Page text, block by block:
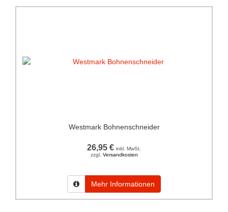
Westmark Bohnenschneider
26,95 € inkl. MwSt.
zzgl. Versandkosten
Mehr Informationen